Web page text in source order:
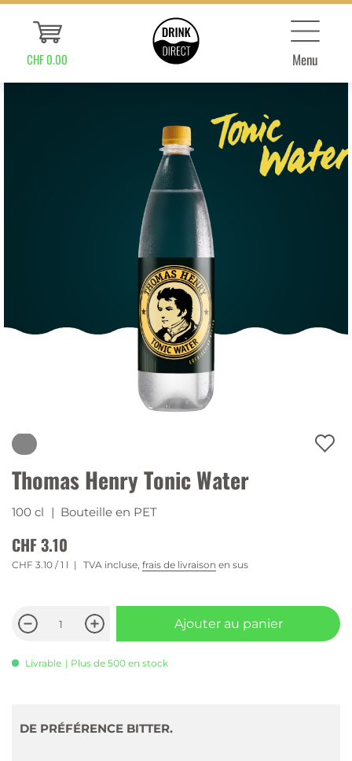
CHF 0.00 Menu
Thomas Henry Tonic Water
100 cl | Bouteille en PET
CHF 3.10
CHF 3.10 / 1 l TVA incluse, frais de livraison en sus
Ajouter au panier
Livrable | Plus de 500 en stock
DE PRÉFÉRENCE BITTER.